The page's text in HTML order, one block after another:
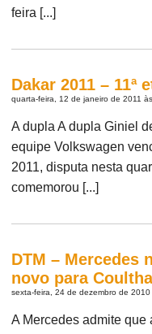
feira [...]
Dakar 2011 – 11ª
quarta-feira, 12 de janeiro de 2011
A dupla A dupla Giniel
equipe Volkswagen
2011, disputa nesta
comemorou [...]
DTM – Mercedes
novo para
sexta-feira, 24 de dezembro de
A Mercedes admite